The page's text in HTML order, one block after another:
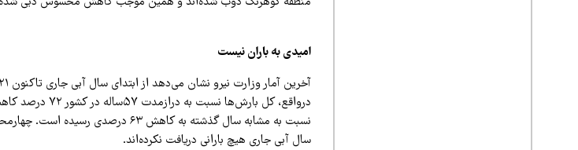
امیدی به باران نیست
درواقع، کل بارش‌ها
سال آبی جاری هیچ بارانی دریافت نکرده‌اند.